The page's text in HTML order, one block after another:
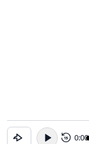
15 0:00